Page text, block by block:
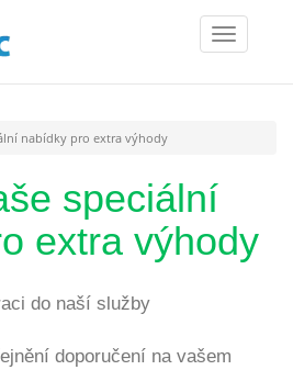
Toggle
nabídky pro extra výhody
speciální
extra výhody
do naší služby
doporučení na vašem